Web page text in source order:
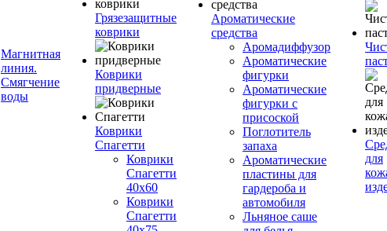
Магнитная
линия.
Смягчение
воды
Грязезащитные
коврики
Коврики
придверные
Коврики
Спагетти
Коврики
Спагетти
40х60
Коврики
Спагетти
Ароматические
средства
Аромадиффузор
Ароматические
фигурки
Ароматические
фигурки с
присоской
Поглотитель
запаха
Ароматические
пластины для
гардероба и
автомобиля
Льняное саше
для